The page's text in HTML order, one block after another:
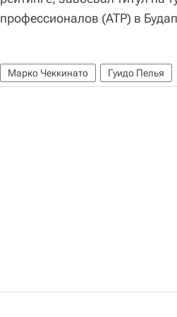
профессионалов (ATP) в
Марко Чеккинато Гуидо Пелья